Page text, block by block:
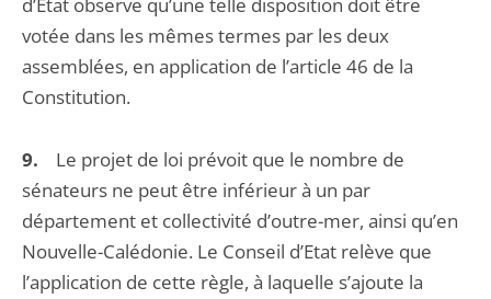
votée dans les mêmes termes par les deux
assemblées, en application de l’article 46 de la
Constitution.
9.
Le projet de loi prévoit que le nombre de
sénateurs ne peut être inférieur à un par
département et collectivité d’outre-mer, ainsi qu’en
Nouvelle-Calédonie. Le Conseil d’Etat relève que
l’application de cette règle, à laquelle s’ajoute la